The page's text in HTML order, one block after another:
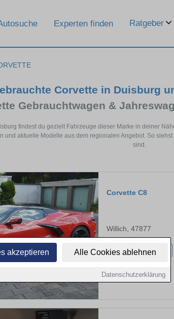
akzeptieren Alle Cookies ablehnen
Datenschutzerklärung
Experten finden Ratgeber
Corvette in Duisburg
Gebrauchtwagen &
findest du gezielt Fahrzeuge dieser Marke in deiner
und aktuelle Modelle aus dem regionalen Angebot. So
sind.
Corvette C8
Willich, 47877
5.800 km Benzin